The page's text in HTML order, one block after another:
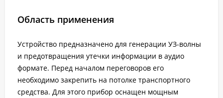
Область применения
Устройство предназначено для генерации УЗ-волны
и предотвращения утечки информации в аудио
формате. Перед началом переговоров его
необходимо закрепить на потолке транспортного
средства. Для этого прибор оснащен мощным